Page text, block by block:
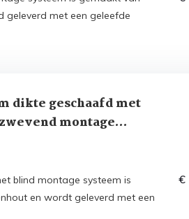
geleverd met een geleefde
dikte geschaafd met
montage
blind montage systeem is
en wordt geleverd met een
€